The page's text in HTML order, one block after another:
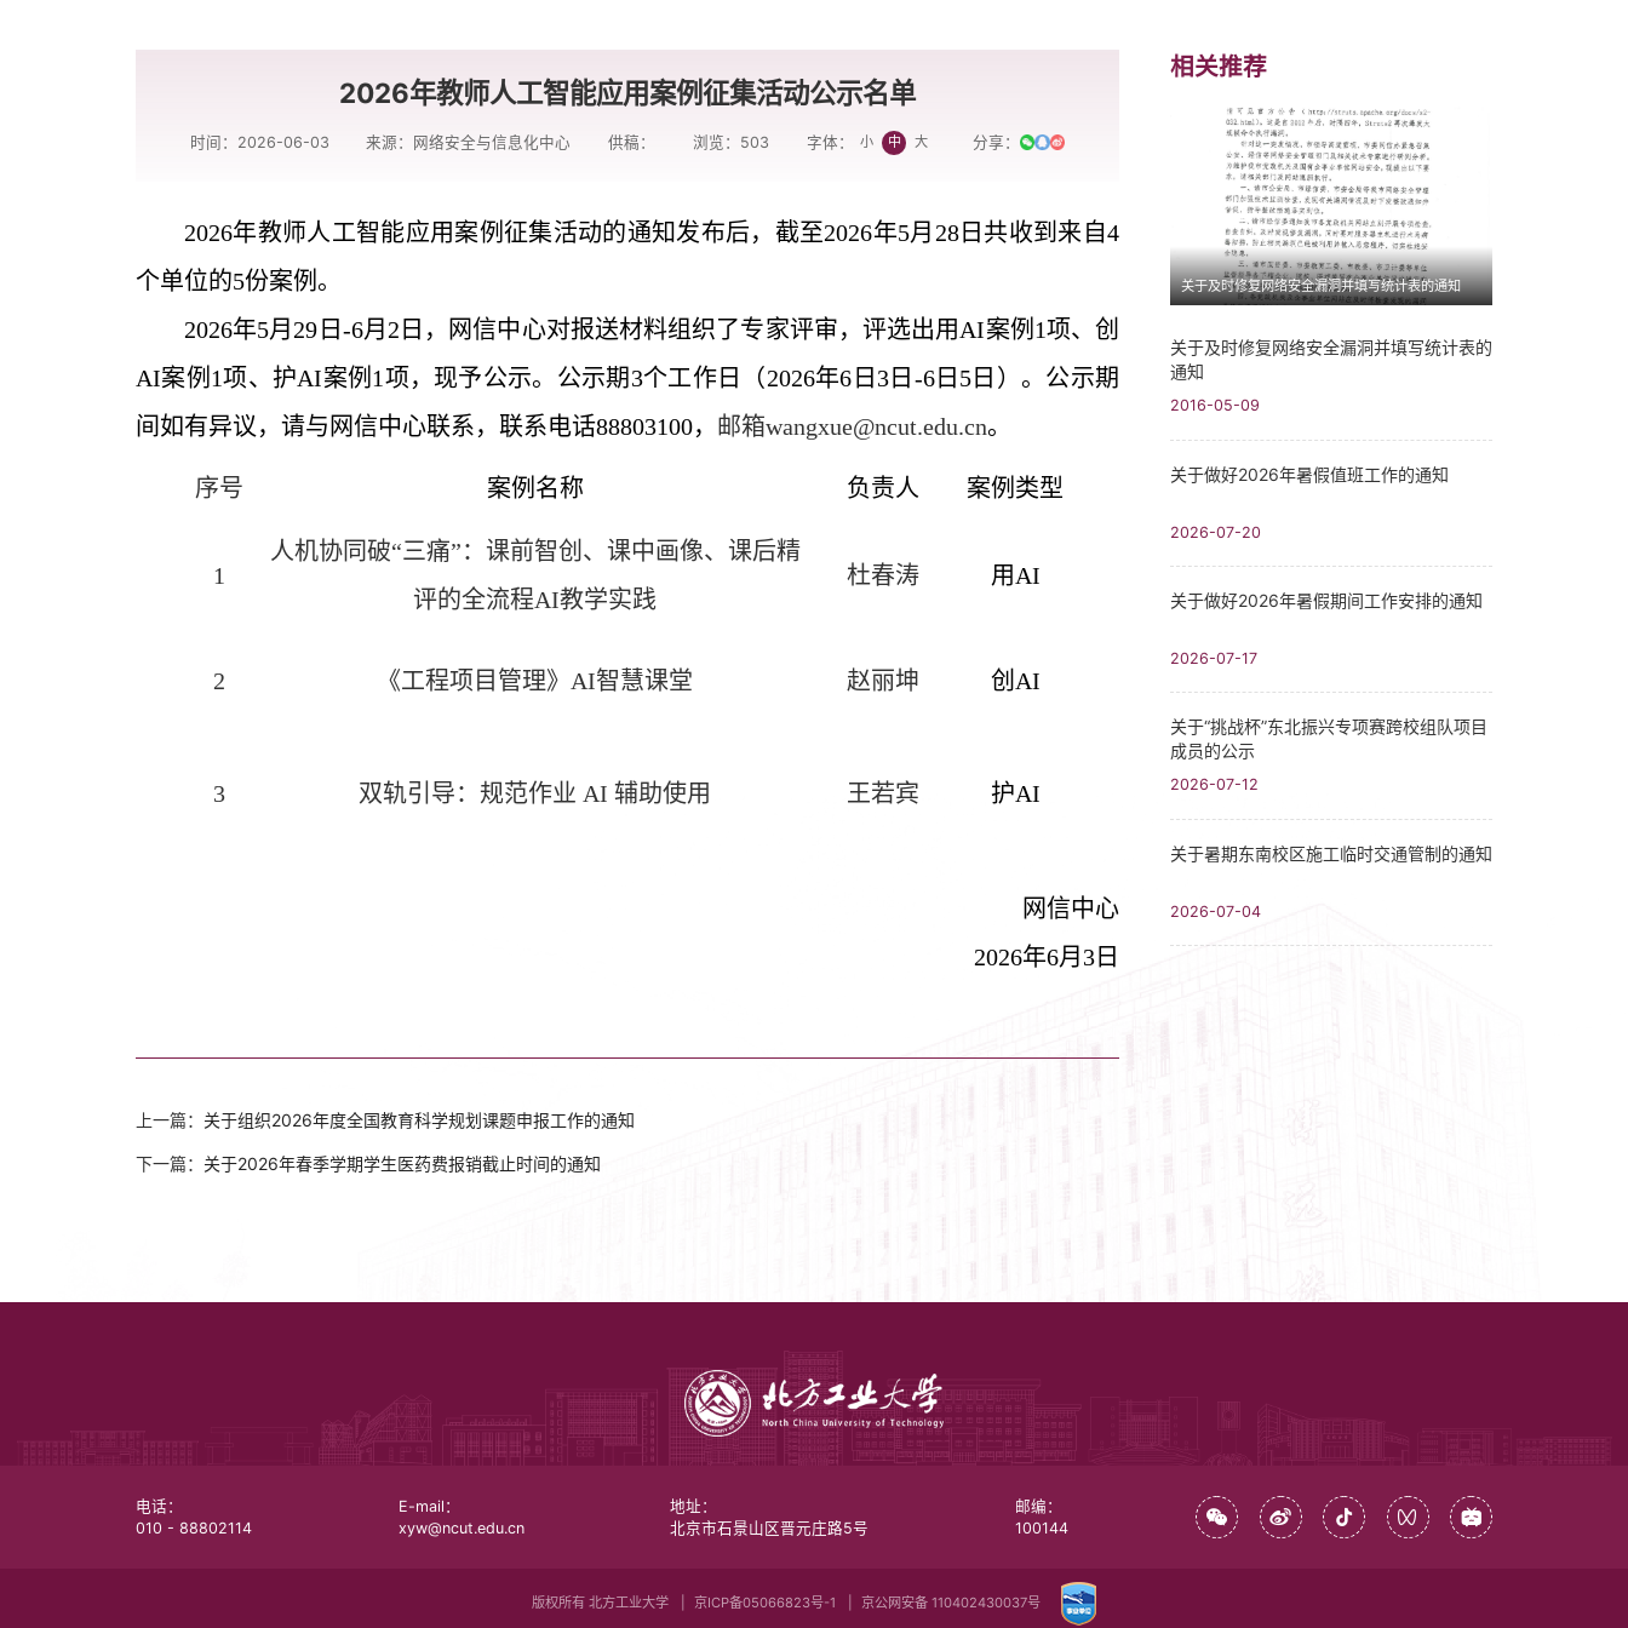
2026年教师人工智能应用案例征集活动公示名单
时间：2026-06-03 来源：网络安全与信息化中心 供稿： 浏览： 503 字体： 小 中 大 分享：
2026年教师人工智能应用案例征集活动的通知发布后，截至2026年5月 28日 共收到来自4
个单位的5份案例 。
2026年5月 29 日 -6月 2 日，网信中心对报送材料组织了专家评审，评选出用 AI案例 1项、创
AI案例 1项、护AI案例 1项 ，现予公示。公示期3个工作日（2026年6 日 3日 -6日 5 日）。公示期
间如有异议，请与网信中心联系，联系电话88803100， 邮箱wangxue@ncut.edu.cn。
序号 案例名称 负责人 案例类型
1
人机协同破“三痛”：课前智创、课中画像、课后精
评的全流程AI教学实践
杜春涛 用 AI
2 《工程项目管理》 AI智慧课堂 赵丽坤 创 AI
3 双轨引导：规范作业 AI 辅助使用 王若宾 护AI
网信中心
2026年6月 3 日
上一篇： 关于组织2026年度全国教育科学规划课题申报工作的通知
下一篇： 关于2026年春季学期学生医药费报销截止时间的通知
相关推荐
关于及时修复网络安全漏洞并填写统计表的通知
关于及时修复网络安全漏洞并填写统计表的
通知
2016-05-09
关于做好2026年暑假值班工作的通知
2026-07-20
关于做好2026年暑假期间工作安排的通知
2026-07-17
关于“挑战杯”东北振兴专项赛跨校组队项目
成员的公示
2026-07-12
关于暑期东南校区施工临时交通管制的通知
2026-07-04
电话：
010 - 88802114
E-mail：
xyw@ncut.edu.cn
地址：
北京市石景山区晋元庄路5号
邮编：
100144
版权所有 北方工业大学 京ICP备05066823号-1 京公网安备 110402430037号